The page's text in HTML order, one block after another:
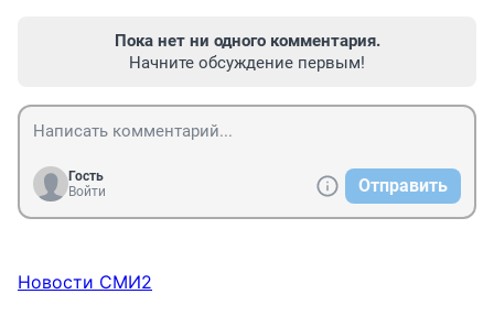
Пока нет ни одного комментария.
Начните обсуждение первым!
Гость
Войти
Отправить
Новости СМИ2